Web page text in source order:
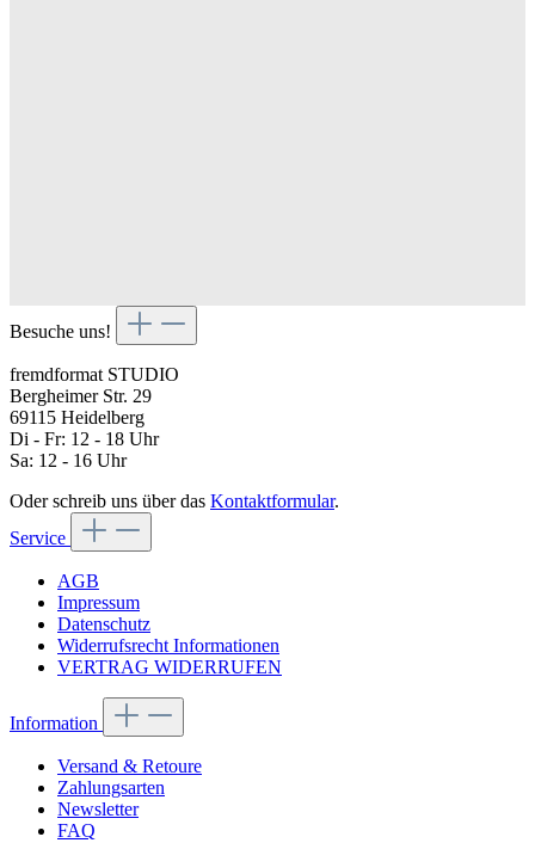
Besuche uns!
fremdformat STUDIO
Bergheimer Str. 29
69115 Heidelberg
Di - Fr: 12 - 18 Uhr
Sa: 12 - 16 Uhr
Oder schreib uns über das Kontaktformular.
Service
AGB
Impressum
Datenschutz
Widerrufsrecht Informationen
VERTRAG WIDERRUFEN
Information
Versand & Retoure
Zahlungsarten
Newsletter
FAQ